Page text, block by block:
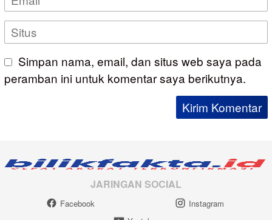
Simpan nama, email, dan situs web saya pada
peramban ini untuk komentar saya berikutnya.
JARINGAN SOCIAL
Facebook
Instagram